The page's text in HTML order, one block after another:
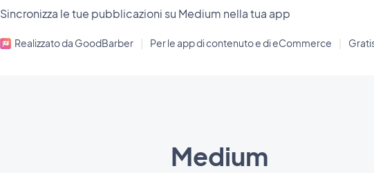
Sincronizza le tue pubblicazioni su Medium nella tua app
Realizzato da GoodBarber Per le app di contenuto e di eCommerce
Medium